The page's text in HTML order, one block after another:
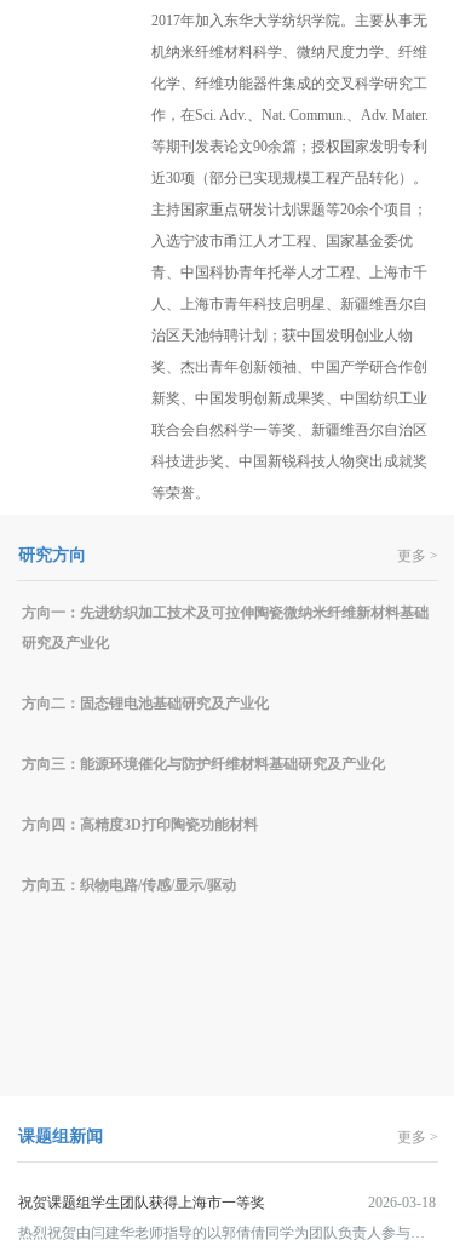
2017年加入东华大学纺织学院。主要从事无
机纳米纤维材料科学、微纳尺度力学、纤维
化学、纤维功能器件集成的交叉科学研究工
作，在Sci. Adv.、Nat. Commun.、Adv. Mater.
等期刊发表论文90余篇；授权国家发明专利
近30项（部分已实现规模工程产品转化）。
主持国家重点研发计划课题等20余个项目；
入选宁波市甬江人才工程、国家基金委优
青、中国科协青年托举人才工程、上海市千
人、上海市青年科技启明星、新疆维吾尔自
治区天池特聘计划；获中国发明创业人物
奖、杰出青年创新领袖、中国产学研合作创
新奖、中国发明创新成果奖、中国纺织工业
联合会自然科学一等奖、新疆维吾尔自治区
科技进步奖、中国新锐科技人物突出成就奖
等荣誉。
研究方向
方向一：先进纺织加工技术及可拉伸陶瓷微纳米纤维新材料基础
研究及产业化
方向二：固态锂电池基础研究及产业化
方向三：能源环境催化与防护纤维材料基础研究及产业化
方向四：高精度3D打印陶瓷功能材料
方向五：织物电路/传感/显示/驱动
更多 >
课题组新闻 更多 >
祝贺课题组学生团队获得上海市一等奖
2026-03-18
热烈祝贺由闫建华老师指导的以郭倩倩同学为团队负责人参与的第十九届挑战杯上海市大学生课外学术科技作品竞赛主体赛中荣获一等奖，获奖项目名称为：以柔胜刚-固态电池用柔性陶瓷氧化物固态电解质薄膜